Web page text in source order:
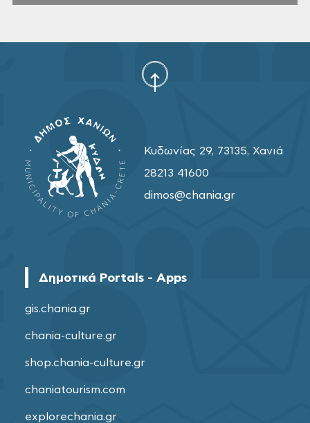
Κυδωνίας 29, 73135, Χανιά
28213 41600
dimos@chania.gr
Δημοτικά Portals - Apps
gis.chania.gr
chania-culture.gr
shop.chania-culture.gr
chaniatourism.com
explorechania.gr